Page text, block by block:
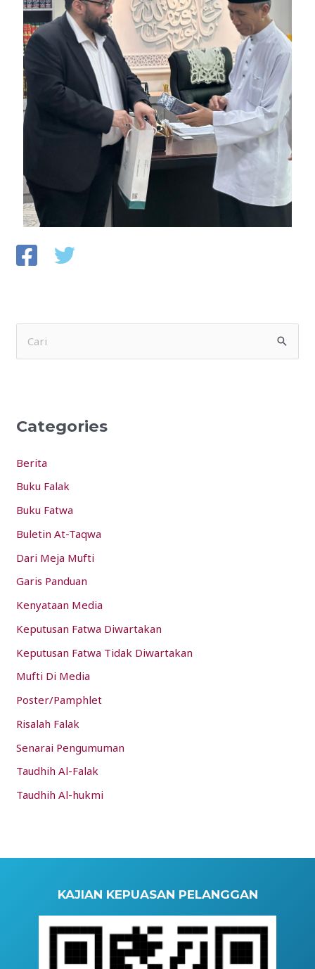
c
f
o
r
:
Categories
Berita
Buku Falak
Buku Fatwa
Buletin At-Taqwa
Dari Meja Mufti
Garis Panduan
Kenyataan Media
Keputusan Fatwa Diwartakan
Keputusan Fatwa Tidak Diwartakan
Mufti Di Media
Poster/Pamphlet
Risalah Falak
Senarai Pengumuman
Taudhih Al-Falak
Taudhih Al-hukmi
KAJIAN KEPUASAN PELANGGAN